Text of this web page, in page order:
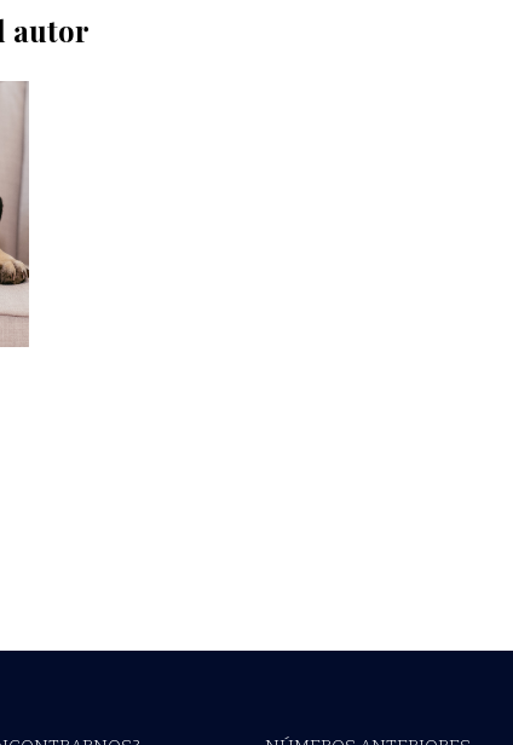
autor